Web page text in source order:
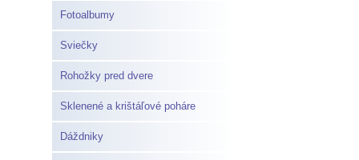
Fotoalbumy
Sviečky
Rohožky pred dvere
Sklenené a krištáľové poháre
Dáždniky